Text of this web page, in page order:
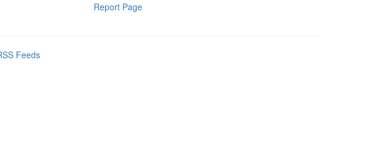
Report Page
Feeds